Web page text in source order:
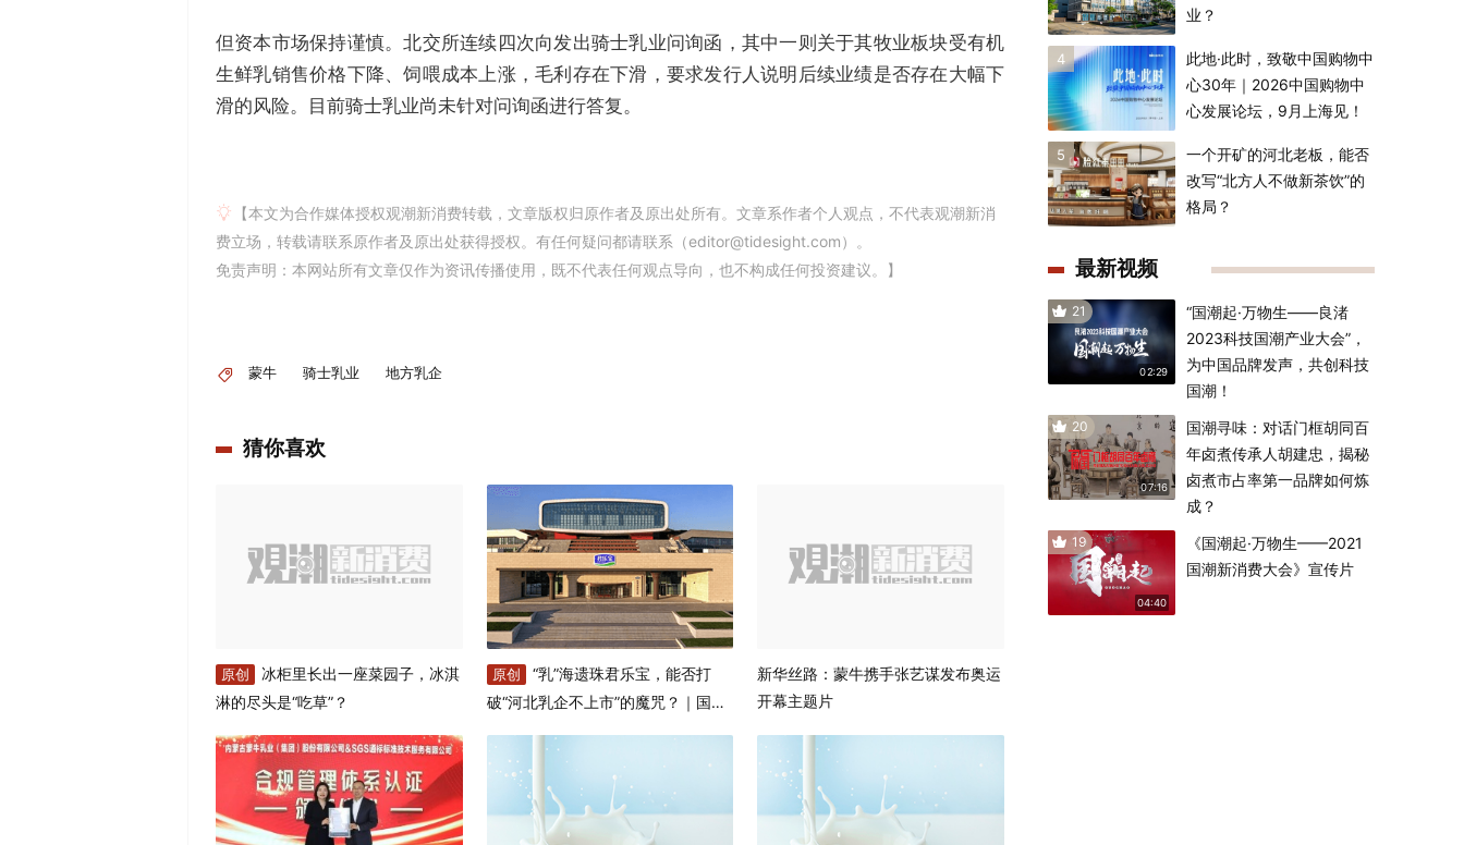
但资本市场保持谨慎。北交所连续四次向发出骑士乳业问询函，其中一则关于其牧业板块受有机
生鲜乳销售价格下降、饲喂成本上涨，毛利存在下滑，要求发行人说明后续业绩是否存在大幅下
滑的风险。目前骑士乳业尚未针对问询函进行答复。
【本文为合作媒体授权观潮新消费转载，文章版权归原作者及原出处所有。文章系作者个人观点，不代表观潮新消
费立场，转载请联系原作者及原出处获得授权。有任何疑问都请联系（editor@tidesight.com）。
免责声明：本网站所有文章仅作为资讯传播使用，既不代表任何观点导向，也不构成任何投资建议。】
蒙牛 骑士乳业 地方乳企
猜你喜欢
原创
冰柜里长出一座菜园子，冰淇
淋的尽头是“吃草”？
原创
“乳”海遗珠君乐宝，能否打
破“河北乳企不上市”的魔咒？｜国潮
新华丝路：蒙牛携手张艺谋发布奥运
开幕主题片
业？
4
此地·此时，致敬中国购物中
心30年｜2026中国购物中
心发展论坛，9月上海见！
5
一个开矿的河北老板，能否
改写“北方人不做新茶饮”的
格局？
最新视频
21
02:29
“国潮起·万物生——良渚
2023科技国潮产业大会”，
为中国品牌发声，共创科技
国潮！
20
07:16
国潮寻味：对话门框胡同百
年卤煮传承人胡建忠，揭秘
卤煮市占率第一品牌如何炼
成？
19
04:40
《国潮起·万物生——2021
国潮新消费大会》宣传片